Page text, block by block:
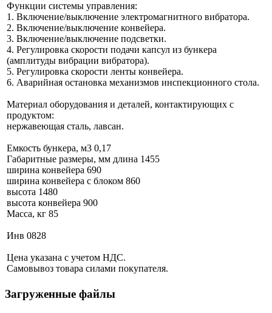
Функции системы управления:
1. Включение/выключение электромагнитного вибратора.
2. Включение/выключение конвейера.
3. Включение/выключение подсветки.
4. Регулировка скорости подачи капсул из бункера
(амплитуды вибрации вибратора).
5. Регулировка скорости ленты конвейера.
6. Аварийная остановка механизмов инспекционного стола.
Материал оборудования и деталей, контактирующих с
продуктом:
нержавеющая сталь, лавсан.
Емкость бункера, м3 0,17
Габаритные размеры, мм длина 1455
ширина конвейера 690
ширина конвейера с блоком 860
высота 1480
высота конвейера 900
Масса, кг 85
Инв 0828
Цена указана с учетом НДС.
Самовывоз товара силами покупателя.
Загруженные файлы